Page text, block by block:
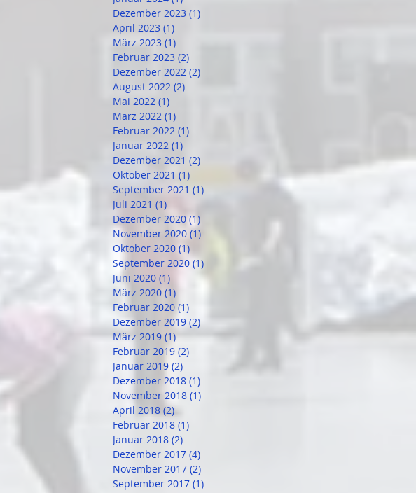
Dezember 2023 (1)
April 2023 (1)
März 2023 (1)
Februar 2023 (2)
Dezember 2022 (2)
August 2022 (2)
Mai 2022 (1)
März 2022 (1)
Februar 2022 (1)
Januar 2022 (1)
Dezember 2021 (2)
Oktober 2021 (1)
September 2021 (1)
Juli 2021 (1)
Dezember 2020 (1)
November 2020 (1)
Oktober 2020 (1)
September 2020 (1)
Juni 2020 (1) 1 Beitrag
März 2020 (1)
Februar 2020 (1)
Dezember 2019 (2) 2 Beiträge
März 2019 (1)1 Beitrag
Februar 2019 (2)
Januar 2019 (2)
Dezember 2018 (1)
November 2018 (1)
April 2018 (2)2 Beiträge
Februar 2018 (1)
Januar 2018 (2)
Dezember 2017 (4)
November 2017 (2)
September 2017 (1)